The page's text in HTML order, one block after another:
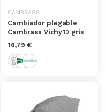
CAMBRASS
Cambiador plegable
Cambrass Vichy10 gris
16,79 €